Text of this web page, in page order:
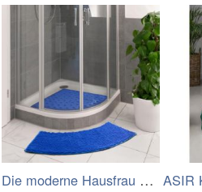
Die moderne Hausfrau Protiskluzová…